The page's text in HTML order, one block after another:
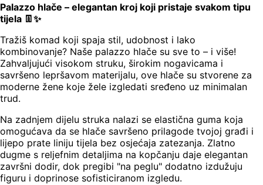
Palazzo hlače – elegantan kroj koji pristaje svakom tipu
tijela 👖✨
Tražiš komad koji spaja stil, udobnost i lako
kombinovanje? Naše palazzo hlače su sve to – i više!
Zahvaljujući visokom struku, širokim nogavicama i
savršeno lepršavom materijalu, ove hlače su stvorene za
moderne žene koje žele izgledati sređeno uz minimalan
trud.
Na zadnjem dijelu struka nalazi se elastična guma koja
omogućava da se hlače savršeno prilagode tvojoj građi i
lijepo prate liniju tijela bez osjećaja zatezanja. Zlatno
dugme s reljefnim detaljima na kopčanju daje elegantan
završni dodir, dok pregibi "na peglu" dodatno izdužuju
figuru i doprinose sofisticiranom izgledu.